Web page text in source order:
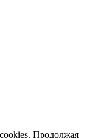
Продолжая